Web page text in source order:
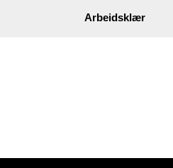
Arbeidsklær